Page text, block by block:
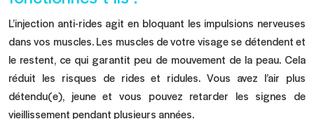
L’injection anti-rides agit en bloquant les impulsions nerveuses
dans vos muscles. Les muscles de votre visage se détendent et
le restent, ce qui garantit peu de mouvement de la peau. Cela
réduit les risques de rides et ridules. Vous avez l’air plus
détendu(e), jeune et vous pouvez retarder les signes de
vieillissement pendant plusieurs années.